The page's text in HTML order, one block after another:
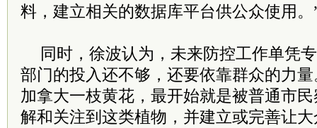
料，建立相关的数据库平台供公众使用。
同时，徐波认为，未来防控工作单凭
部门的投入还不够，还要依靠群众的力
加拿大一枝黄花，最开始就是被普通市
解和关注到这类植物，并建立或完善让